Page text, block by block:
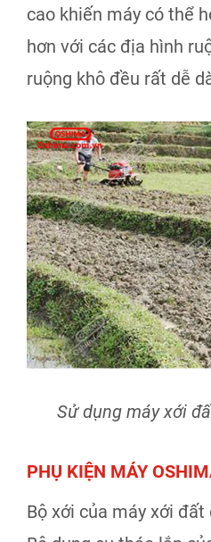
cao khiến máy có thể
hơn với các địa hình
ruộng khô đều rất dễ
Sử dụng máy xới
PHỤ KIỆN MÁY
Bộ xới của máy xới đất